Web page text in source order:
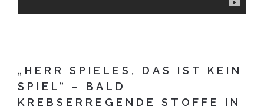
„HERR SPIELES, DAS IST KEIN
SPIEL“ – BALD
KREBSERREGENDE STOFFE IN